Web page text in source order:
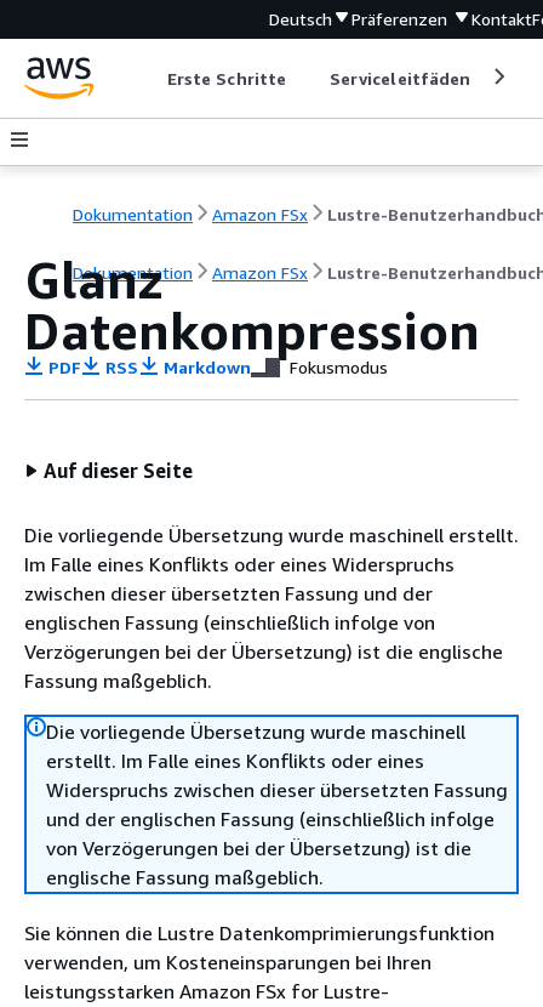
Deutsch Präferenzen Kontakt
Erste Schritte Serviceleitfäden
Dokumentation Amazon FSx Lustre-
Dokumentation Amazon FSx Lustre-
Glanz
Datenkompression
PDF RSS Markdown Fokusmodus
Auf dieser Seite
Die vorliegende Übersetzung wurde maschinell erstellt.
Im Falle eines Konflikts oder eines Widerspruchs
zwischen dieser übersetzten Fassung und der
englischen Fassung (einschließlich infolge von
Verzögerungen bei der Übersetzung) ist die englische
Fassung maßgeblich.
Die vorliegende Übersetzung wurde maschinell
erstellt. Im Falle eines Konflikts oder eines
Widerspruchs zwischen dieser übersetzten Fassung
und der englischen Fassung (einschließlich infolge
von Verzögerungen bei der Übersetzung) ist die
englische Fassung maßgeblich.
Sie können die Lustre Datenkomprimierungsfunktion
verwenden, um Kosteneinsparungen bei Ihren
leistungsstarken Amazon FSx for Lustre-